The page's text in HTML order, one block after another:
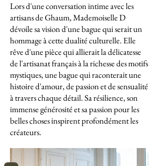
Lors d'une conversation intime avec les
artisans de Ghaum, Mademoiselle D
dévoile sa vision d'une bague qui serait un
hommage à cette dualité culturelle. Elle
rêve d'une pièce qui allierait la délicatesse
de l'artisanat français à la richesse des motifs
mystiques, une bague qui raconterait une
histoire d'amour, de passion et de sensualité
à travers chaque détail. Sa résilience, son
immense générosité et sa passion pour les
belles choses inspirent profondément les
créateurs.